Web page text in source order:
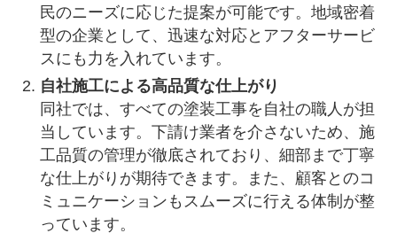
民のニーズに応じた提案が可能です。地域密着
型の企業として、迅速な対応とアフターサービ
スにも力を入れています。
自社施工による高品質な仕上がり
同社では、すべての塗装工事を自社の職人が担
当しています。下請け業者を介さないため、施
工品質の管理が徹底されており、細部まで丁寧
な仕上がりが期待できます。また、顧客とのコ
ミュニケーションもスムーズに行える体制が整
っています。